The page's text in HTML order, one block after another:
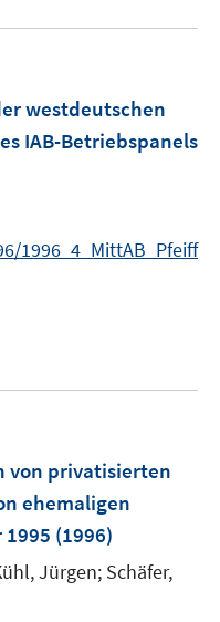
westdeutschen
IAB-Betriebspanels
1996_4_MittAB_Pfeiff
von privatisierten
ehemaligen
(1996)
Jürgen; Schäfer,